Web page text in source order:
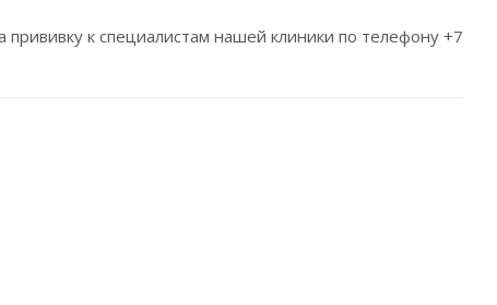
к специалистам нашей клиники по телефону +7